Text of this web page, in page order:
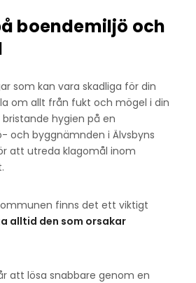
boendemiljö och
som kan vara skadliga för din
om allt från fukt och mögel i din
hygien på en
och byggnämnden i Älvsbyns
att utreda klagomål inom
finns det ett viktigt
alltid den som orsakar
att lösa snabbare genom en